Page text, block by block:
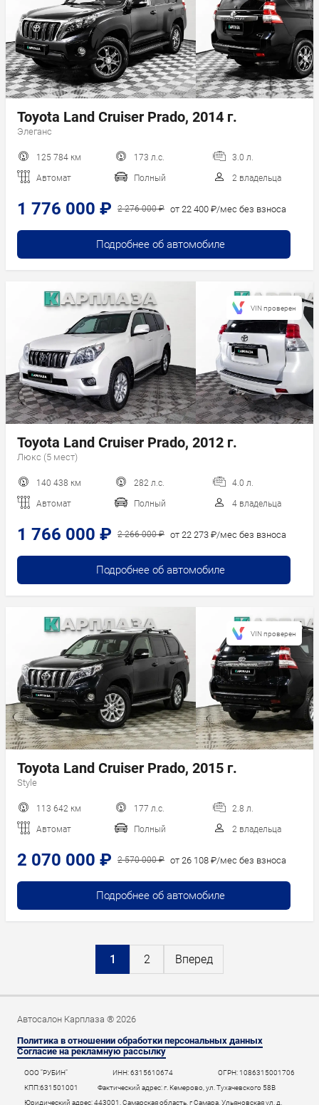
Toyota Land Cruiser Prado, 2014 г.
Элеганс
125 784 км 173 л.с. 3.0 л.
Автомат Полный 2 владельца
1 776 000 ₽ 2 276 000 ₽ от 22 400 ₽/мес без взноса
Подробнее об автомобиле
Toyota Land Cruiser Prado, 2012 г.
Люкс (5 мест)
140 438 км 282 л.с. 4.0 л.
Автомат Полный 4 владельца
1 766 000 ₽ 2 266 000 ₽ от 22 273 ₽/мес без взноса
Подробнее об автомобиле
VIN проверен
Toyota Land Cruiser Prado, 2015 г.
Style
113 642 км 177 л.с. 2.8 л.
Автомат Полный 2 владельца
2 070 000 ₽ 2 570 000 ₽ от 26 108 ₽/мес без взноса
Подробнее об автомобиле
VIN проверен
1 2 Вперед
Автосалон Карплаза ® 2026
Политика в отношении обработки персональных данных
Согласие на рекламную рассылку
ООО "РУБИН" ИНН: 6315610674
ОГРН: 1086315001706
КПП:631501001
Фактический адрес: г. Кемерово, ул. Тухачевского 58В
Юридический адрес: 443001, Самарская область, г Самара, Ульяновская ул, д.